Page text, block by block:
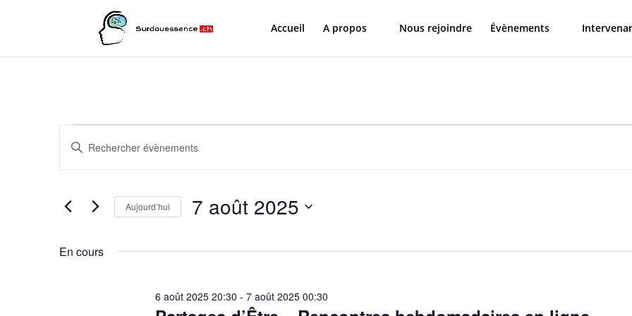
Accueil A propos Nous rejoindre Évènements
Évènements
for
7
août
2025
Recherche
et
navigation
vues
Évènements
Saisir
clé.
Évènements
clé.
Aujourd’hui 7 août 2025
En cours
6 août 2025 20:30 - 7 août 2025 00:30